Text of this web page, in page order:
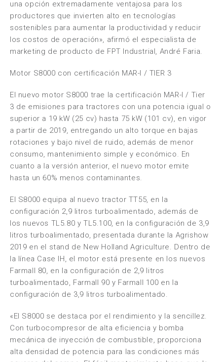
una opción extremadamente ventajosa para los
productores que invierten alto en tecnologías
sostenibles para aumentar la productividad y reducir
los costos de operación», afirmó el especialista de
marketing de producto de FPT Industrial, André Faria.
Motor S8000 con certificación MAR-I / TIER 3
El nuevo motor S8000 trae la certificación MAR-I / Tier
3 de emisiones para tractores con una potencia igual o
superior a 19 kW (25 cv) hasta 75 kW (101 cv), en vigor
a partir de 2019, entregando un alto torque en bajas
rotaciones y bajo nivel de ruido, además de menor
consumo, mantenimiento simple y económico. En
cuanto a la versión anterior, el nuevo motor emite
hasta un 60% menos contaminantes.
El S8000 equipa al nuevo tractor TT55, en la
configuración 2,9 litros turboalimentado, además de
los nuevos TL5.80 y TL5.100, en la configuración de 3,9
litros turboalimentado, presentada durante la Agrishow
2019 en el stand de New Holland Agriculture. Dentro de
la línea Case IH, el motor está presente en los nuevos
Farmall 80, en la configuración de 2,9 litros
turboalimentado, Farmall 90 y Farmall 100 en la
configuración de 3,9 litros turboalimentado.
«El S8000 se destaca por el rendimiento y la sencillez.
Con turbocompresor de alta eficiencia y bomba
mecánica de inyección de combustible, proporciona
alta densidad de potencia para las condiciones más